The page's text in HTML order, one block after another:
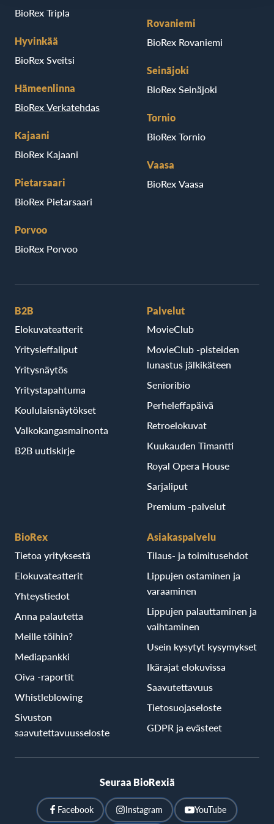
BioRex Tripla
Hyvinkää
BioRex Sveitsi
Hämeenlinna
BioRex Verkatehdas
Kajaani
BioRex Kajaani
Pietarsaari
BioRex Pietarsaari
Porvoo
BioRex Porvoo
Rovaniemi
BioRex Rovaniemi
Seinäjoki
BioRex Seinäjoki
Tornio
BioRex Tornio
Vaasa
BioRex Vaasa
B2B
Elokuvateatterit
Yritysleffaliput
Yritysnäytös
Yritystapahtuma
Koululaisnäytökset
Valkokangasmainonta
B2B uutiskirje
Palvelut
MovieClub
MovieClub -pisteiden
lunastus jälkikäteen
Senioribio
Perheleffapäivä
Retroelokuvat
Kuukauden Timantti
Royal Opera House
Sarjaliput
Premium -palvelut
BioRex
Tietoa yrityksestä
Elokuvateatterit
Yhteystiedot
Anna palautetta
Meille töihin?
Mediapankki
Oiva -raportit
Whistleblowing
Sivuston
saavutettavuusseloste
Asiakaspalvelu
Tilaus- ja toimitusehdot
Lippujen ostaminen ja
varaaminen
Lippujen palauttaminen ja
vaihtaminen
Usein kysytyt kysymykset
Ikärajat elokuvissa
Saavutettavuus
Tietosuojaseloste
GDPR ja evästeet
Seuraa BioRexiä
Facebook Instagram YouTube